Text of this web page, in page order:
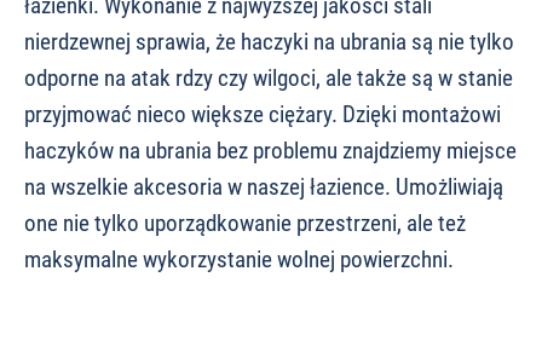
nierdzewnej sprawia, że haczyki na ubrania są nie tylko
odporne na atak rdzy czy wilgoci, ale także są w stanie
przyjmować nieco większe ciężary. Dzięki montażowi
haczyków na ubrania bez problemu znajdziemy miejsce
na wszelkie akcesoria w naszej łazience. Umożliwiają
one nie tylko uporządkowanie przestrzeni, ale też
maksymalne wykorzystanie wolnej powierzchni.